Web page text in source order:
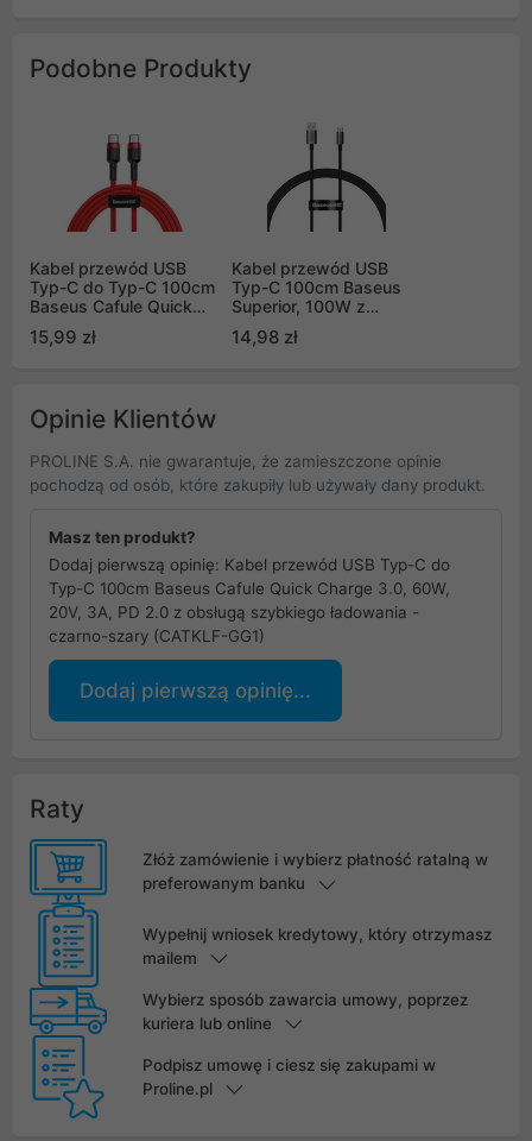
Podobne Produkty
Kabel przewód USB
Typ-C do Typ-C 100cm
Baseus Cafule Quick
3A, PD 2.0 z obsługą
15,99 zł
Kabel przewód USB
Typ-C 100cm Baseus
Superior, 100W z
ładowania - czarny
14,98 zł
Opinie Klientów
PROLINE S.A. nie gwarantuje, że zamieszczone opinie
pochodzą od osób, które zakupiły lub używały dany produkt.
Masz ten produkt?
Dodaj pierwszą opinię: Kabel przewód USB Typ-C do
Typ-C 100cm Baseus Cafule Quick Charge 3.0, 60W,
20V, 3A, PD 2.0 z obsługą szybkiego ładowania -
czarno-szary (CATKLF-GG1)
Dodaj pierwszą opinię...
Raty
Złóż zamówienie i wybierz płatność ratalną w
preferowanym banku
Wypełnij wniosek kredytowy, który otrzymasz
mailem
Wybierz sposób zawarcia umowy, poprzez
kuriera lub online
Podpisz umowę i ciesz się zakupami w
Proline.pl